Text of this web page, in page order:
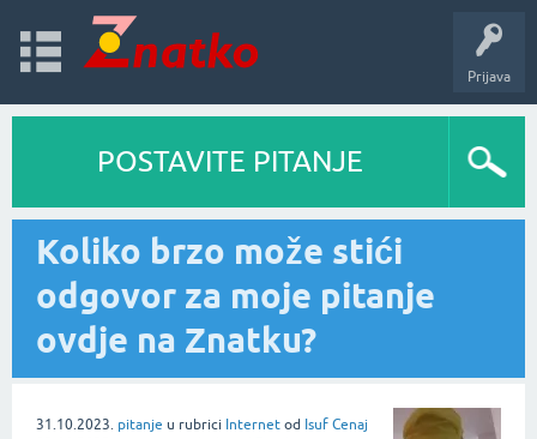
Prijava
POSTAVITE PITANJE
Koliko brzo može stići
odgovor za moje pitanje
ovdje na Znatku?
31.10.2023. pitanje u rubrici Internet od Isuf Cenaj